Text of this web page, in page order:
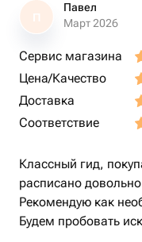
* Пошаговые
родословной;
* Индивидуальный
ресурсов.
Это не абстрактная
Результат встречи -
список ресурсов,
самостоятельное исследование корней.
П
Павел
Март 2026
Сервис магазина
Цена/Качество
Доставка
Соответствие
Классный гид,
расписано
Рекомендую как
Будем пробовать